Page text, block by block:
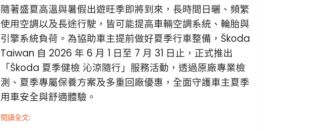
隨著盛夏高溫與暑假出遊旺季即將到來，長時間日曬、頻繁
使用空調以及長途行駛，皆可能提高車輛空調系統、輪胎與
引擎系統負荷。為協助車主提前做好夏季行車整備，Škoda
Taiwan 自 2026 年 6 月 1 日至 7 月 31 日止，正式推出
「Škoda 夏季健檢 沁涼隨行」服務活動，透過原廠專業檢
測、夏季專屬保養方案及多重回廠優惠，全面守護車主夏季
用車安全與舒適體驗。
閱讀全文: